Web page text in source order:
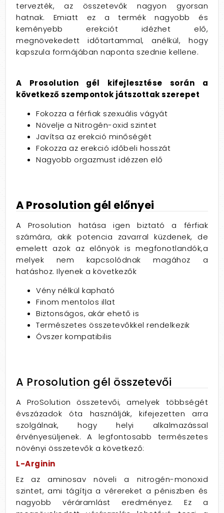
tervezték, az összetevők nagyon gyorsan
hatnak. Emiatt ez a termék nagyobb és
keményebb erekciót idézhet elő,
megnövekedett időtartammal, anélkül, hogy
kapszula formájában naponta szednie kellene.
A Prosolution gél kifejlesztése során a
következő szempontok játszottak szerepet
Fokozza a férfiak szexuális vágyát
Növelje a Nitrogén-oxid szintet
Javítsa az erekció minőségét
Fokozza az erekció időbeli hosszát
Nagyobb orgazmust idézzen elő
A Prosolution gél előnyei
A Prosolution hatása igen biztató a férfiak
számára, akik potencia zavarral küzdenek, de
emelett azok az előnyök is megfonotlandók,a
melyek nem kapcsolódnak magához a
hatáshoz. Ilyenek a következők
Vény nélkül kapható
Finom mentolos illat
Biztonságos, akár ehető is
Természetes összetevőkkel rendelkezik
Óvszer kompatibilis
A Prosolution gél összetevői
A ProSolution összetevői, amelyek többségét
évszázadok óta használják, kifejezetten arra
szolgálnak, hogy helyi alkalmazással
érvényesüljenek. A legfontosabb természetes
növényi összetevők a következő:
L-Arginin
Ez az aminosav növeli a nitrogén-monoxid
szintet, ami tágítja a vérereket a péniszben és
nagyobb véráramlást eredményez. Ez a